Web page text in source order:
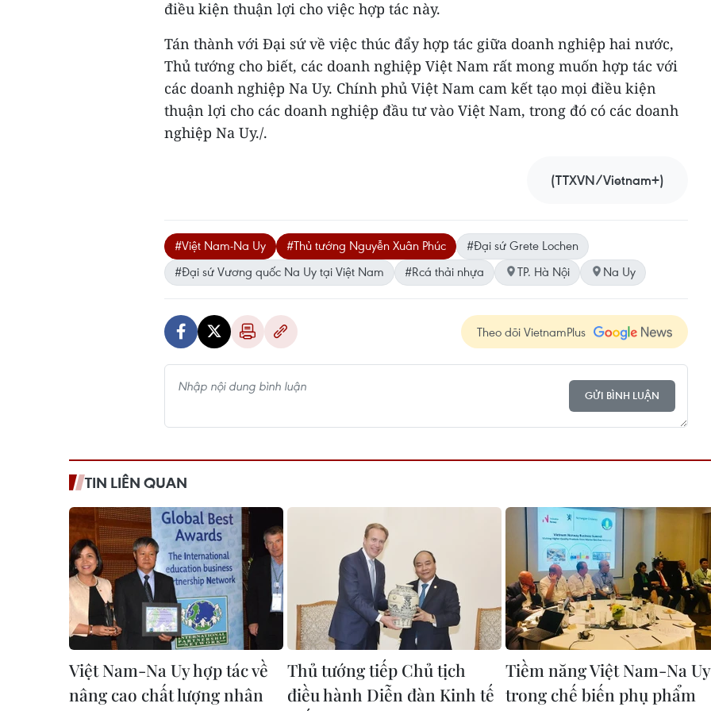
điều kiện thuận lợi cho việc hợp tác này.
Tán thành với Đại sứ về việc thúc đẩy hợp tác giữa doanh nghiệp hai nước,
Thủ tướng cho biết, các doanh nghiệp Việt Nam rất mong muốn hợp tác với
các doanh nghiệp Na Uy. Chính phủ Việt Nam cam kết tạo mọi điều kiện
thuận lợi cho các doanh nghiệp đầu tư vào Việt Nam, trong đó có các doanh
nghiệp Na Uy./.
(TTXVN/Vietnam+)
#Việt Nam-Na Uy #Thủ tướng Nguyễn Xuân Phúc
#Đại sứ Grete Lochen
#Đại sứ Vương quốc Na Uy tại Việt Nam
#Rcá thải nhựa TP. Hà Nội Na Uy
Theo dõi VietnamPlus
GỬI BÌNH LUẬN
TIN LIÊN QUAN
Việt Nam-Na Uy hợp tác về
nâng cao chất lượng nhân
Thủ tướng tiếp Chủ tịch
điều hành Diễn đàn Kinh tế
Tiềm năng Việt Nam-Na Uy
trong chế biến phụ phẩm